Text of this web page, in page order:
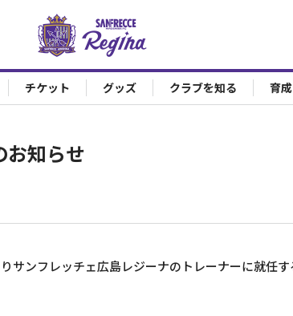
チケット グッズ クラブを知る 育成
お知らせ
サンフレッチェ広島レジーナのトレーナーに就任